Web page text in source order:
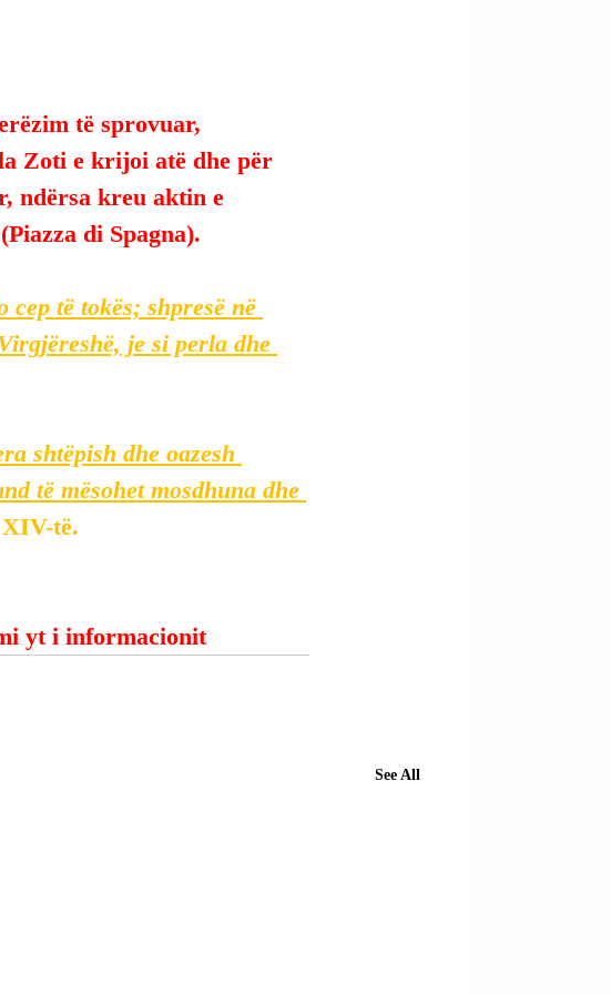
të sprovuar,
Zoti e krijoi atë dhe për
ndërsa kreu aktin e
di Spagna).
cep të tokës; shpresë në
je si perla dhe
shtëpish dhe oazesh
të mësohet mosdhuna dhe
të.
yt i informacionit
See All